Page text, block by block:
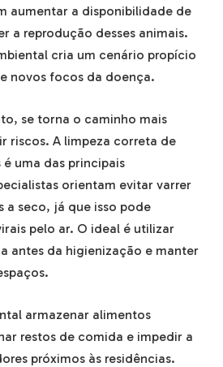
aumentar a disponibilidade de
a reprodução desses animais.
cria um cenário propício
novos focos da doença.
se torna o caminho mais
riscos. A limpeza correta de
uma das principais
orientam evitar varrer
a seco, já que isso pode
pelo ar. O ideal é utilizar
antes da higienização e manter
armazenar alimentos
restos de comida e impedir a
próximos às residências.